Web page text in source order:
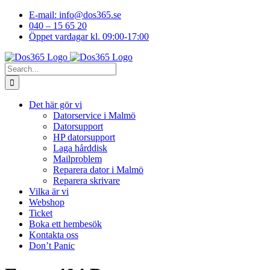
Skip
content
E-mail: info@dos365.se
040 – 15 65 20
Öppet vardagar kl. 09:00-17:00
Facebook
YouTube
LinkedIn
Instagram
Search
for:
Det här gör vi
Datorservice i Malmö
Datorsupport
HP datorsupport
Laga hårddisk
Mailproblem
Reparera dator i Malmö
Reparera skrivare
Vilka är vi
Webshop
Ticket
Boka ett hembesök
Kontakta oss
Don’t Panic